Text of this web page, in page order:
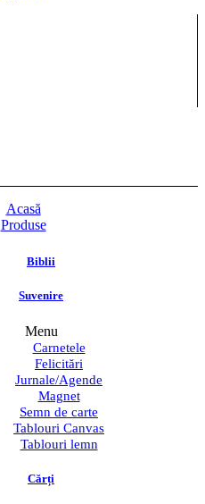
Acasă
Produse
Biblii
Suvenire
Menu
Carnetele
Felicitări
Jurnale/Agende
Magnet
Semn de carte
Tablouri Canvas
Tablouri lemn
Cărți